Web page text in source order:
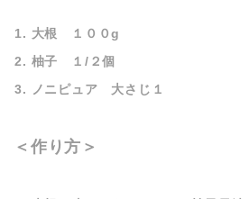
大根 １００g
柚子 １/２個
ノニピュア 大さじ１
＜作り方＞